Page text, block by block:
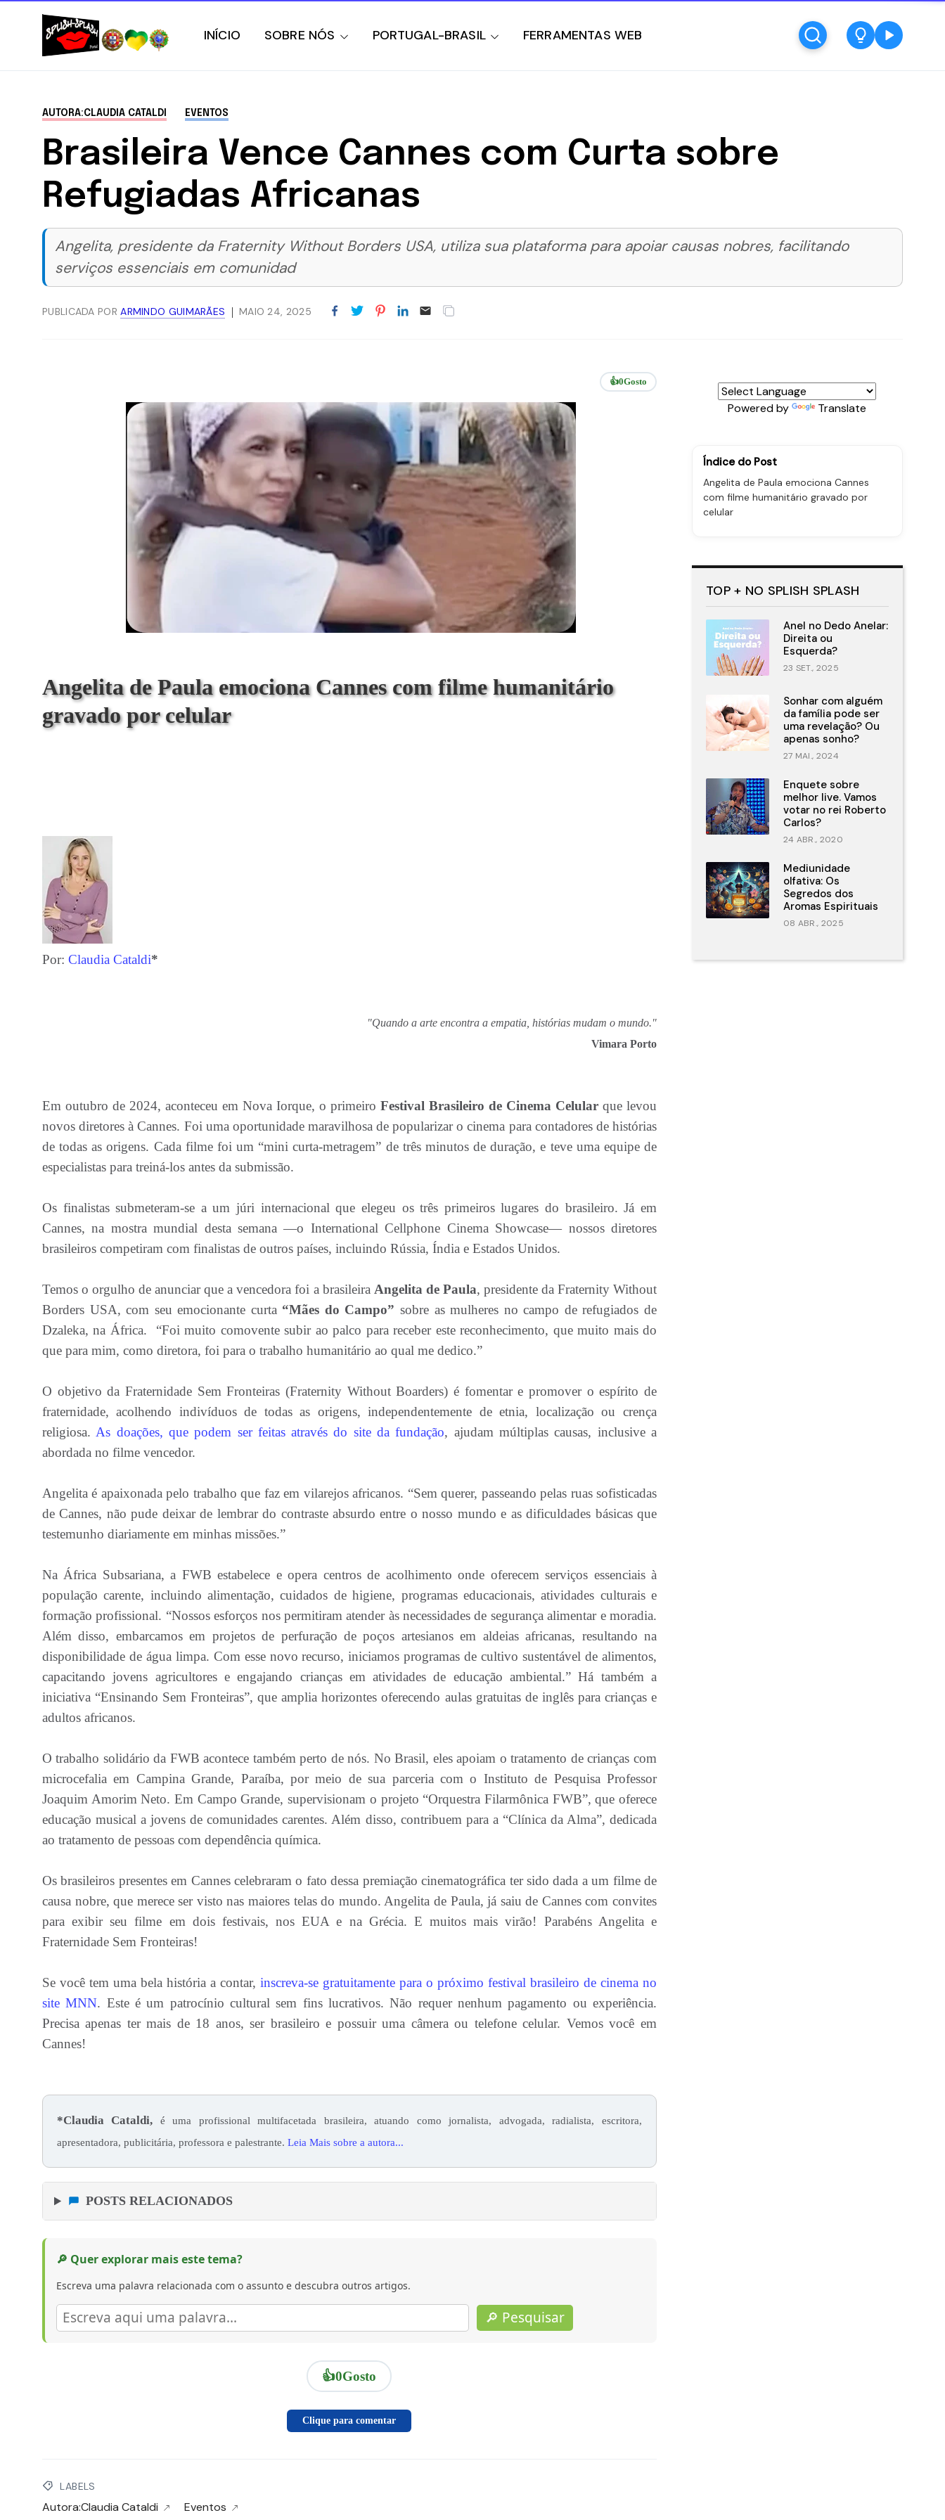
INÍCIO SOBRE NÓS PORTUGAL-BRASIL FERRAMENTAS WEB
AUTORA:CLAUDIA CATALDI EVENTOS
Brasileira Vence Cannes com Curta sobre
Refugiadas Africanas
Angelita, presidente da Fraternity Without Borders USA, utiliza sua plataforma para apoiar causas nobres, facilitando
serviços essenciais em comunidad
PUBLICADA PORARMINDO GUIMARÃES MAIO 24, 2025
👍0Gosto
Angelita de Paula emociona Cannes com filme humanitário
gravado por celular
Por: Claudia Cataldi*
"Quando a arte encontra a empatia, histórias mudam o mundo."
Vimara Porto
Em outubro de 2024, aconteceu em Nova Iorque, o primeiro Festival Brasileiro de Cinema Celular que levou
novos diretores à Cannes. Foi uma oportunidade maravilhosa de popularizar o cinema para contadores de histórias
de todas as origens. Cada filme foi um “mini curta-metragem” de três minutos de duração, e teve uma equipe de
especialistas para treiná-los antes da submissão.
Os finalistas submeteram-se a um júri internacional que elegeu os três primeiros lugares do brasileiro. Já em
Cannes, na mostra mundial desta semana —o International Cellphone Cinema Showcase— nossos diretores
brasileiros competiram com finalistas de outros países, incluindo Rússia, Índia e Estados Unidos.
Temos o orgulho de anunciar que a vencedora foi a brasileira Angelita de Paula, presidente da Fraternity Without
Borders USA, com seu emocionante curta “Mães do Campo” sobre as mulheres no campo de refugiados de
Dzaleka, na África. “Foi muito comovente subir ao palco para receber este reconhecimento, que muito mais do
que para mim, como diretora, foi para o trabalho humanitário ao qual me dedico.”
O objetivo da Fraternidade Sem Fronteiras (Fraternity Without Boarders) é fomentar e promover o espírito de
fraternidade, acolhendo indivíduos de todas as origens, independentemente de etnia, localização ou crença
religiosa. As doações, que podem ser feitas através do site da fundação, ajudam múltiplas causas, inclusive a
abordada no filme vencedor.
Angelita é apaixonada pelo trabalho que faz em vilarejos africanos. “Sem querer, passeando pelas ruas sofisticadas
de Cannes, não pude deixar de lembrar do contraste absurdo entre o nosso mundo e as dificuldades básicas que
testemunho diariamente em minhas missões.”
Na África Subsariana, a FWB estabelece e opera centros de acolhimento onde oferecem serviços essenciais à
população carente, incluindo alimentação, cuidados de higiene, programas educacionais, atividades culturais e
formação profissional. “Nossos esforços nos permitiram atender às necessidades de segurança alimentar e moradia.
Além disso, embarcamos em projetos de perfuração de poços artesianos em aldeias africanas, resultando na
disponibilidade de água limpa. Com esse novo recurso, iniciamos programas de cultivo sustentável de alimentos,
capacitando jovens agricultores e engajando crianças em atividades de educação ambiental.” Há também a
iniciativa “Ensinando Sem Fronteiras”, que amplia horizontes oferecendo aulas gratuitas de inglês para crianças e
adultos africanos.
O trabalho solidário da FWB acontece também perto de nós. No Brasil, eles apoiam o tratamento de crianças com
microcefalia em Campina Grande, Paraíba, por meio de sua parceria com o Instituto de Pesquisa Professor
Joaquim Amorim Neto. Em Campo Grande, supervisionam o projeto “Orquestra Filarmônica FWB”, que oferece
educação musical a jovens de comunidades carentes. Além disso, contribuem para a “Clínica da Alma”, dedicada
ao tratamento de pessoas com dependência química.
Os brasileiros presentes em Cannes celebraram o fato dessa premiação cinematográfica ter sido dada a um filme de
causa nobre, que merece ser visto nas maiores telas do mundo. Angelita de Paula, já saiu de Cannes com convites
para exibir seu filme em dois festivais, nos EUA e na Grécia. E muitos mais virão! Parabéns Angelita e
Fraternidade Sem Fronteiras!
Se você tem uma bela história a contar, inscreva-se gratuitamente para o próximo festival brasileiro de cinema no
site MNN. Este é um patrocínio cultural sem fins lucrativos. Não requer nenhum pagamento ou experiência.
Precisa apenas ter mais de 18 anos, ser brasileiro e possuir uma câmera ou telefone celular. Vemos você em
Cannes!
*Claudia Cataldi, é uma profissional multifacetada brasileira, atuando como jornalista, advogada, radialista, escritora,
apresentadora, publicitária, professora e palestrante. Leia Mais sobre a autora...
POSTS RELACIONADOS
🔎 Quer explorar mais este tema?
Escreva uma palavra relacionada com o assunto e descubra outros artigos.
🔎 Pesquisar
👍0Gosto
Clique para comentar
LABELS
Autora:Claudia Cataldi Eventos
Powered by Translate
Índice do Post
Angelita de Paula emociona Cannes
com filme humanitário gravado por
celular
TOP + NO SPLISH SPLASH
Anel no Dedo Anelar:
Direita ou
Esquerda?
23 SET., 2025
Sonhar com alguém
da família pode ser
uma revelação? Ou
apenas sonho?
27 MAI., 2024
Enquete sobre
melhor live. Vamos
votar no rei Roberto
Carlos?
24 ABR., 2020
Mediunidade
olfativa: Os
Segredos dos
Aromas Espirituais
08 ABR., 2025